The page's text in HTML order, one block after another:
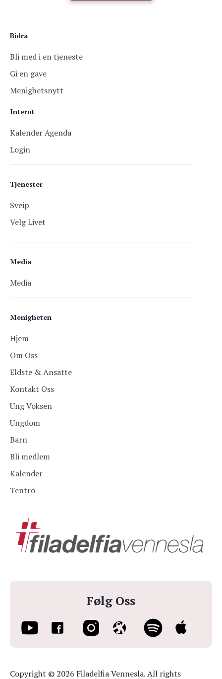
Følg Oss
Menigheten
Hjem
Om Oss
Eldste & Ansatte
Kontakt Oss
Ung Voksen
Ungdom
Barn
Bli medlem
Kalender
Tentro
Tjenester
Sveip
Velg Livet
Media
Media
Bidra
Bli med i en tjeneste
Gi en gave
Menighetsnytt
Internt
Kalender Agenda
Login
Copyright © 2026 Filadelfia Vennesla. All rights